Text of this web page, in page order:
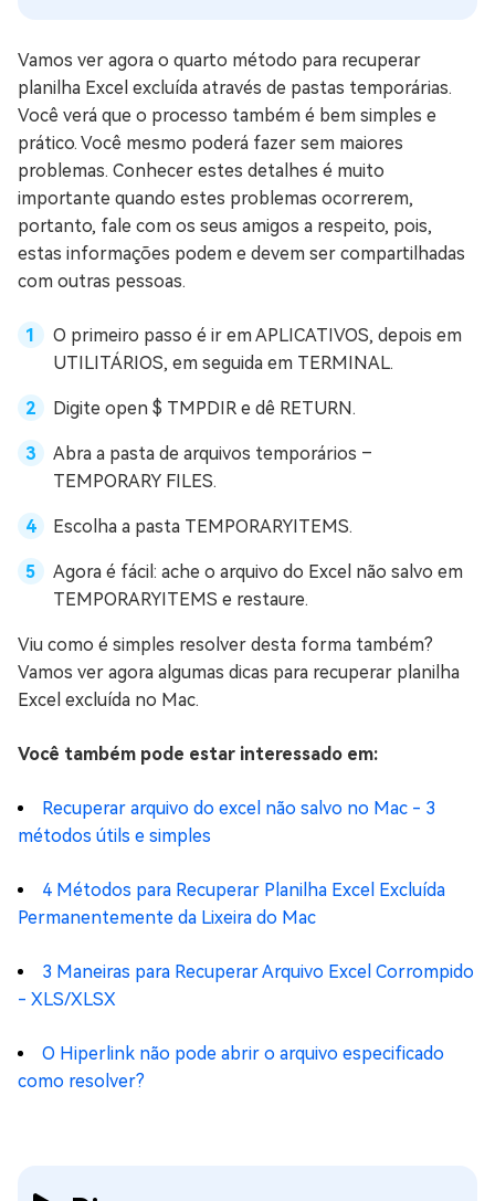
Vamos ver agora o quarto método para recuperar
planilha Excel excluída através de pastas temporárias.
Você verá que o processo também é bem simples e
prático. Você mesmo poderá fazer sem maiores
problemas. Conhecer estes detalhes é muito
importante quando estes problemas ocorrerem,
portanto, fale com os seus amigos a respeito, pois,
estas informações podem e devem ser compartilhadas
com outras pessoas.
O primeiro passo é ir em APLICATIVOS, depois em
UTILITÁRIOS, em seguida em TERMINAL.
Digite open $ TMPDIR e dê RETURN.
Abra a pasta de arquivos temporários –
TEMPORARY FILES.
Escolha a pasta TEMPORARYITEMS.
Agora é fácil: ache o arquivo do Excel não salvo em
TEMPORARYITEMS e restaure.
Viu como é simples resolver desta forma também?
Vamos ver agora algumas dicas para recuperar planilha
Excel excluída no Mac.
Você também pode estar interessado em:
Recuperar arquivo do excel não salvo no Mac - 3
métodos útils e simples
4 Métodos para Recuperar Planilha Excel Excluída
Permanentemente da Lixeira do Mac
3 Maneiras para Recuperar Arquivo Excel Corrompido
- XLS/XLSX
O Hiperlink não pode abrir o arquivo especificado
como resolver?